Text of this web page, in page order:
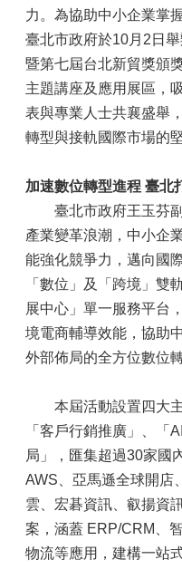
力。為協助中小企業掌
臺北市政府於10月2日
暨第七屆台北新貿獎頒
主題講座及應用展區，
表與專業人士共襄盛舉
轉型與接軌國際市場的
加速數位轉型進程 臺北
臺北市政府王玉芬副
產業變革浪潮，中小企
能強化競爭力，邁向國
「數位」及「跨境」雙
展中心」單一服務平台
境電商輔導效能，協助
外部佈局的全方位數位
本屆活動設置四大主
「客戶行銷推廣」、「
局」，匯集超過30家國
AWS、亞馬遜全球開店
雲、宏碁資訊、叡揚資
案，涵蓋 ERP/CRM、
物流等應用，建構一站